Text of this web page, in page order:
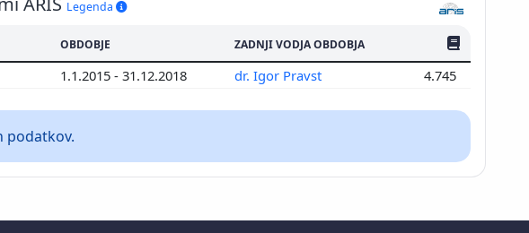
Legenda
OBDOBJE ZADNJI VODJA OBDOBJA ŠTEV.
1.1.2015 - 31.12.2018 dr. Igor Pravst 4.745
podatkov.